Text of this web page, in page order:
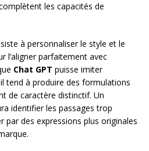
les capacités de
à personnaliser le style et le
l’aligner parfaitement avec
Chat GPT puisse imiter
tend à produire des formulations
de caractère distinctif. Un
identifier les passages trop
par des expressions plus originales